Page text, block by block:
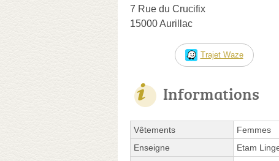
7 Rue du Crucifix
15000 Aurillac
Trajet Waze
Informations
Vêtements
Femmes
Enseigne
Etam